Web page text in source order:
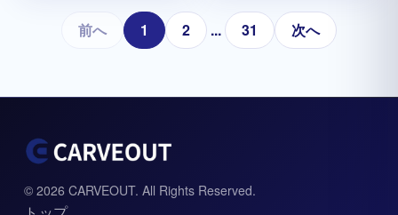
前へ 1 2 ... 31 次へ
© 2026 CARVEOUT. All Rights Reserved.